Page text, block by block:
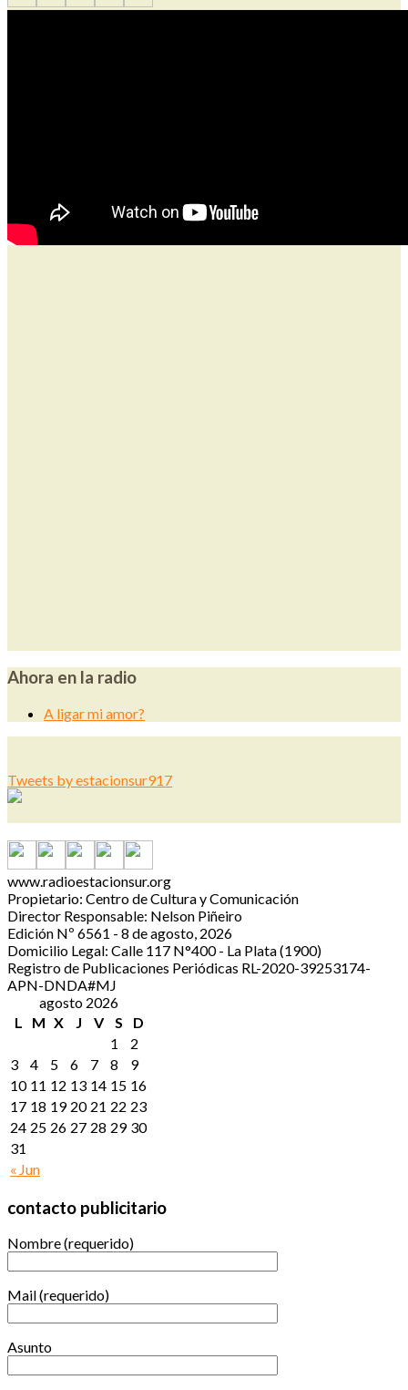
Ahora en la radio
A ligar mi amor?
Tweets by estacionsur917
www.radioestacionsur.org
Propietario: Centro de Cultura y Comunicación
Director Responsable: Nelson Piñeiro
Edición Nº 6561 - 8 de agosto, 2026
Domicilio Legal: Calle 117 N°400 - La Plata (1900)
Registro de Publicaciones Periódicas RL-2020-39253174-
APN-DNDA#MJ
agosto 2026
L
M X J V S D
« Jun
1
2
3
4 5 6 7 8
9
10 11 12 13 14 15 16
17 18 19 20 21 22 23
24 25 26 27 28 29 30
31
contacto publicitario
Nombre (requerido)
Mail (requerido)
Asunto